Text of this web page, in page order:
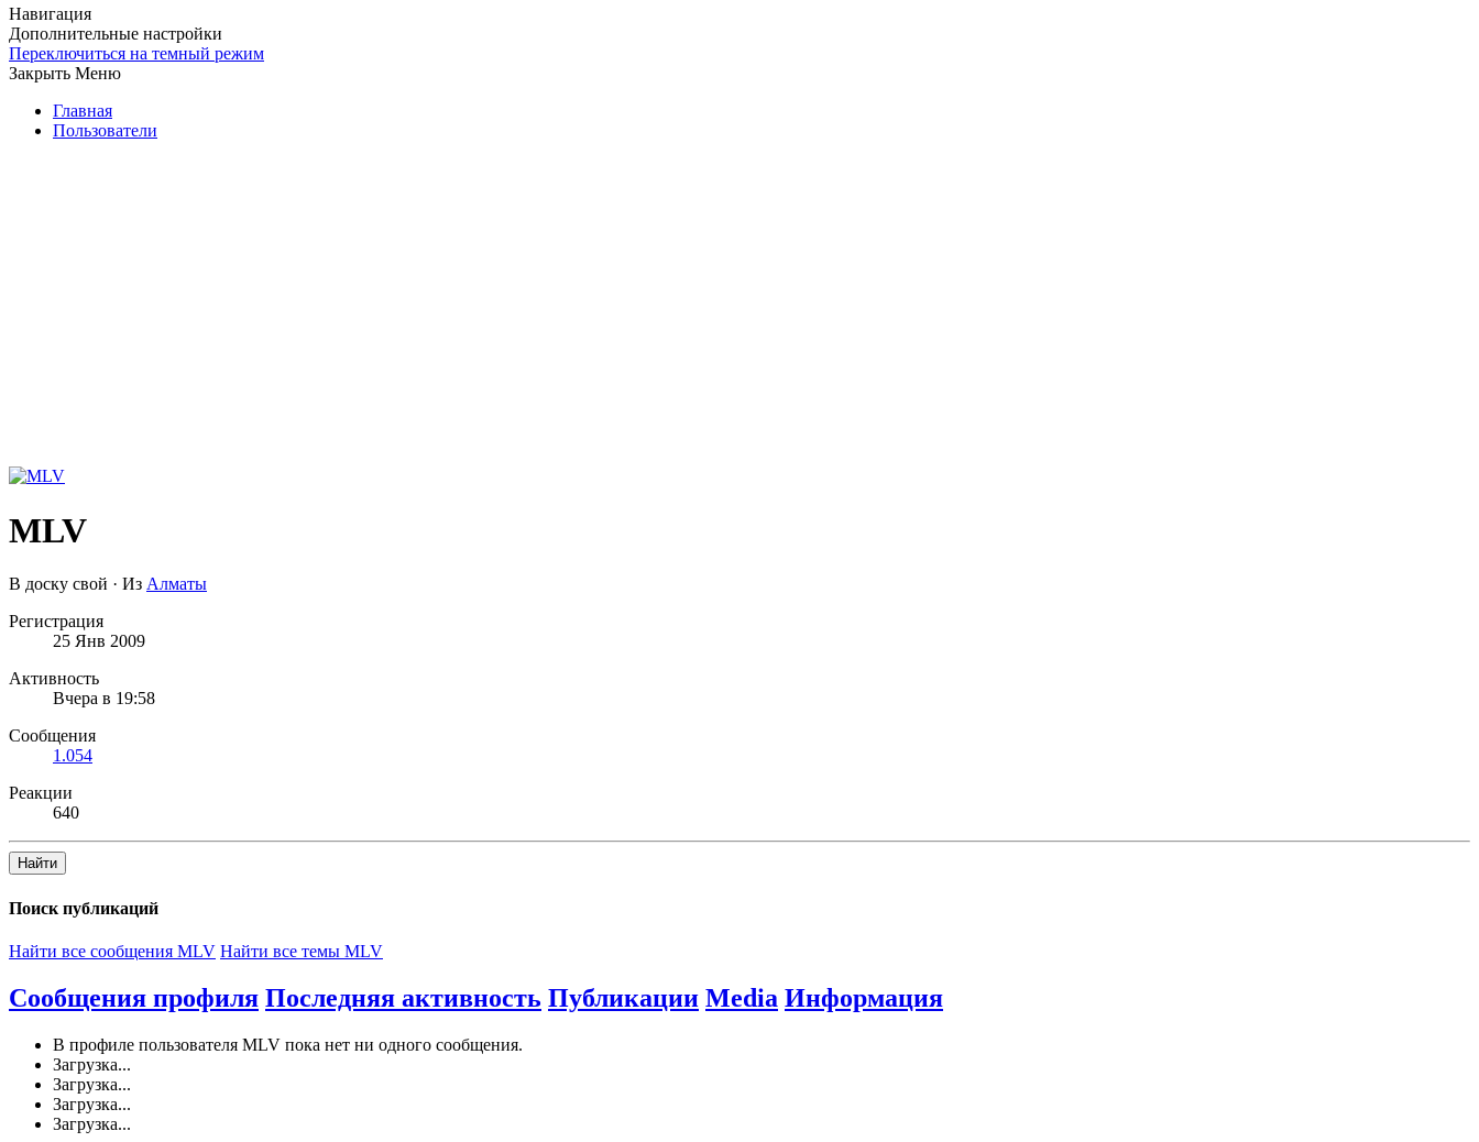
Навигация
Дополнительные настройки
Переключиться на темный режим
Закрыть Меню
Главная
Пользователи
MLV
В доску свой · Из Алматы
Регистрация
25 Янв 2009
Активность
Вчера в 19:58
Сообщения
1.054
Реакции
640
Найти
Поиск публикаций
Найти все сообщения MLV Найти все темы MLV
Сообщения профиля Последняя активность Публикации Media Информация
В профиле пользователя MLV пока нет ни одного сообщения.
Загрузка...
Загрузка...
Загрузка...
Загрузка...